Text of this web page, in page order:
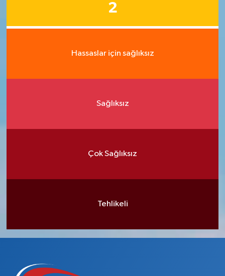
2
Hassaslar için sağlıksız
Sağlıksız
Çok Sağlıksız
Tehlikeli